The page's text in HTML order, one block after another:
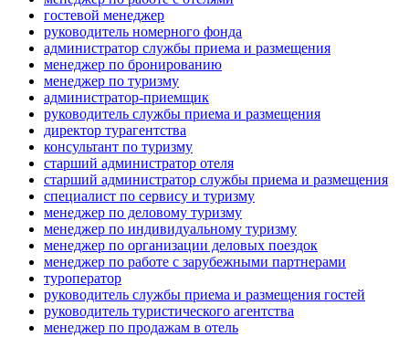
гостевой менеджер
руководитель номерного фонда
администратор службы приема и размещения
менеджер по бронированию
менеджер по туризму
администратор-приемщик
руководитель службы приема и размещения
директор турагентства
консультант по туризму
старший администратор отеля
старший администратор службы приема и размещения
специалист по сервису и туризму
менеджер по деловому туризму
менеджер по индивидуальному туризму
менеджер по организации деловых поездок
менеджер по работе с зарубежными партнерами
туроператор
руководитель службы приема и размещения гостей
руководитель туристического агентства
менеджер по продажам в отель